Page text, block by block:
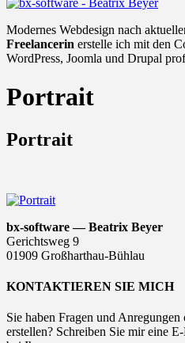
Modernes Webdesign nach
Freelancerin erstelle ich mit den
WordPress, Joomla und Drupal
Portrait
Portrait
bx-software — Beatrix Beyer
Gerichtsweg 9
01909 Großharthau-Bühlau
KONTAKTIEREN SIE MICH
Sie haben Fragen und
erstellen? Schreiben Sie mir eine